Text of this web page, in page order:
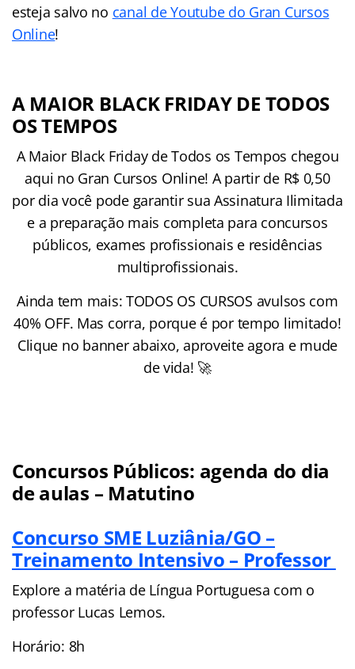
esteja salvo no canal de Youtube do Gran Cursos
Online!
A MAIOR BLACK FRIDAY DE TODOS
OS TEMPOS
A Maior Black Friday de Todos os Tempos chegou
aqui no Gran Cursos Online! A partir de R$ 0,50
por dia você pode garantir sua Assinatura Ilimitada
e a preparação mais completa para concursos
públicos, exames profissionais e residências
multiprofissionais.
Ainda tem mais: TODOS OS CURSOS avulsos com
40% OFF. Mas corra, porque é por tempo limitado!
Clique no banner abaixo, aproveite agora e mude
de vida! 🚀
Concursos Públicos: agenda do dia
de aulas – Matutino
Concurso SME Luziânia/GO –
Treinamento Intensivo – Professor
Explore a matéria de Língua Portuguesa com o
professor Lucas Lemos.
Horário: 8h